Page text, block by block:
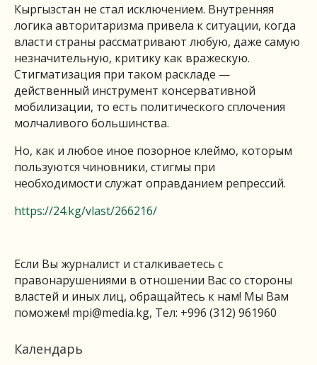
Кыргызстан не стал исключением. Внутренняя
логика авторитаризма привела к ситуации, когда
власти страны рассматривают любую, даже самую
незначительную, критику как вражескую.
Стигматизация при таком раскладе —
действенный инструмент консервативной
мобилизации, то есть политического сплочения
молчаливого большинства.
Но, как и любое иное позорное клеймо, которым
пользуются чиновники, стигмы при
необходимости служат оправданием репрессий.
https://24.kg/vlast/266216/
Если Вы журналист и сталкиваетесь с
правонарушениями в отношении Вас со стороны
властей и иных лиц, обращайтесь к нам! Мы Вам
поможем! mpi@media.kg, Тел: +996 (312) 961960
Календарь